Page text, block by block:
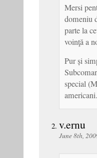
Mersi
domeniu
parte la
voinţă a
Pur și
special
americani.
v.ernu
June 8th,